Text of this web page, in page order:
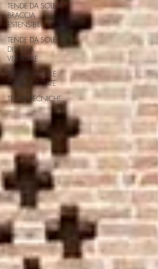
TENDE DA SOLE A
BRACCIA
ESTENSIBILI
TENDE DA SOLE A
DISCESA
VERTICALE
TENDE DA SOLE
CASSONETTATE
TENDE TECNICHE